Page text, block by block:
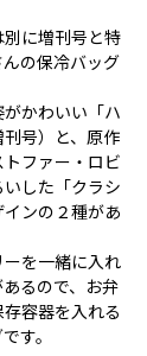
に増刊号と特
の保冷バッグ
かわいい「ハ
号）と、原作
ファー・ロビ
した「クラシ
ンの２種があ
を一緒に入れ
るので、お弁
容器を入れる
す。